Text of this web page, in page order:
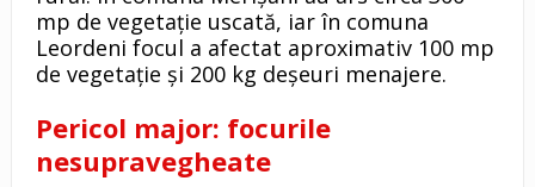
mp de vegetație uscată, iar în comuna
Leordeni focul a afectat aproximativ 100 mp
de vegetație și 200 kg deșeuri menajere.
Pericol major: focurile
nesupravegheate